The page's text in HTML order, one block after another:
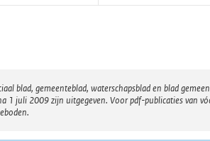
blad, gemeenteblad, waterschapsblad en blad
1 juli 2009 zijn uitgegeven. Voor pdf-publicaties van